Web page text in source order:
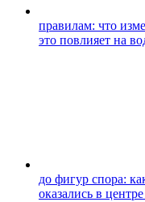
правилам: что
это повлияет на
до фигур спора:
оказались в